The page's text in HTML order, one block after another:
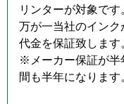
リンターが対象です
万が一当社のイン
代金を保証致します
※メーカー保証が半
間も半年になります